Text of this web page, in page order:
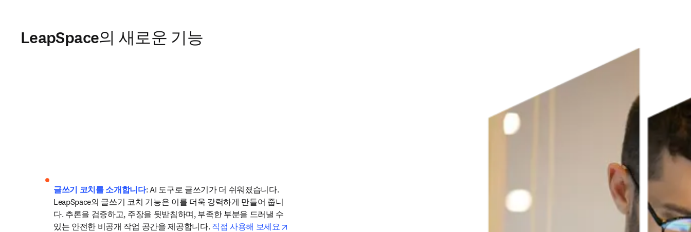
LeapSpace의 새로운 기능
글쓰기 코치를 소개합니다: AI 도구로 글쓰기가 더 쉬워졌습니다.
LeapSpace의 글쓰기 코치 기능은 이를 더욱 강력하게 만들어 줍니
다. 추론을 검증하고, 주장을 뒷받침하며, 부족한 부분을 드러낼 수
있는 안전한 비공개 작업 공간을 제공합니다. 직접 사용해 보세요